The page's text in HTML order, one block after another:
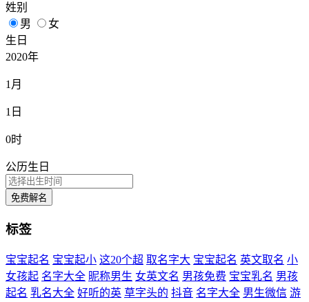
姓别
男
女
生日
2020年
1月
1日
0时
公历生日
免费解名
标签
宝宝起名 宝宝起小 这20个超 取名字大 宝宝起名 英文取名 小
女孩起 名字大全 昵称男生 女英文名 男孩免费 宝宝乳名 男孩
起名 乳名大全 好听的英 草字头的 抖音 名字大全 男生微信 游